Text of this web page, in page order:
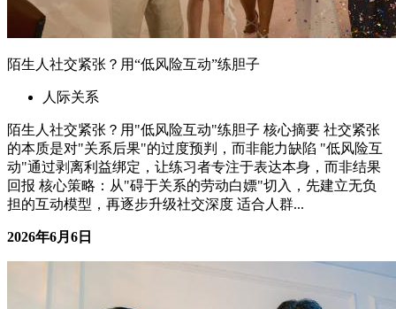
陌生人社交紧张？用“低风险互动”练胆子
人际关系
陌生人社交紧张？用"低风险互动"练胆子 核心摘要 社交紧张
的本质是对"关系后果"的过度预判，而非能力缺陷 "低风险互
动"通过剥离利益绑定，让练习者专注于表达本身，而非结果
回报 核心策略：从"碍于关系的劳动白嫖"切入，先建立无负